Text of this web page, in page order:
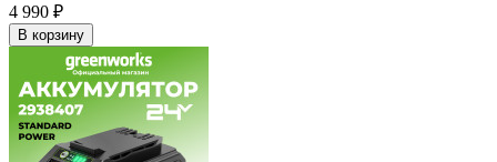
4 990 ₽
В корзину